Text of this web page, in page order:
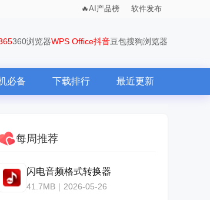
AI产品榜 软件发布
360浏览器WPS Office抖音豆包搜狗浏览器
必备 下载排行 最近更新
每周推荐
闪电音频格式转换器
41.7MB｜2026-05-26